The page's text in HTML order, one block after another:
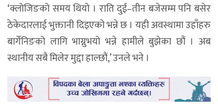
‘क्लोजिङको समय थियो । राति दुई–तीन बजेसम्म पनि बसेर
ठेकेदारलाई भुक्तानी दिइएको भन्ने छ । यही अवस्थामा उहाँहरु
बार्गेनिङको लागि भाग्नुभयो भन्ने हामीले बुझेका छौं । अब
स्थानीय सबै मिलेर मुद्दा हाल्छौं,’ उनले भने ।